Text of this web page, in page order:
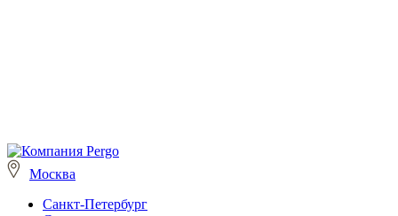
Москва
Санкт-Петербург